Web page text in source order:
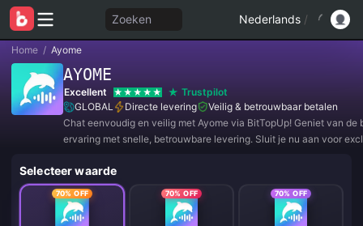
Zoeken Nederlands /
Home / Ayome
AYOME
Excellent
Trustpilot
GLOBAL
Directe levering
Veilig & betrouwbaar betalen
Chat eenvoudig en veilig met Ayome via BitTopUp! Geniet van de
ervaring met snelle, betrouwbare levering. Sluit je nu aan voor
Selecteer waarde
70% OFF 70% OFF 70% OFF